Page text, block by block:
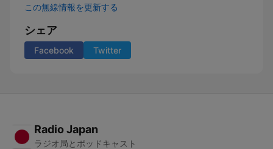
この無線情報を更新する
シェア
Facebook Twitter
Radio Japan
ラジオ局とポッドキャスト